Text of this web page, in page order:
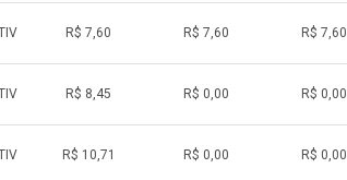
R$ 7,60 R$ 7,60 R$ 7,60
R$ 8,45 R$ 0,00 R$ 0,00
R$ 10,71 R$ 0,00 R$ 0,00